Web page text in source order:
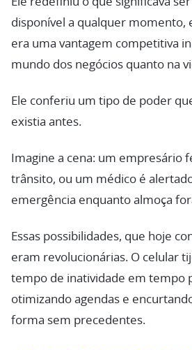
disponível a qualquer momento,
era uma vantagem competitiva
mundo dos negócios quanto na
Ele conferiu um tipo de poder
existia antes.
Imagine a cena: um empresário
trânsito, ou um médico é
emergência enquanto almoça
Essas possibilidades, que hoje
eram revolucionárias. O celular
tempo de inatividade em tempo
otimizando agendas e
forma sem precedentes.